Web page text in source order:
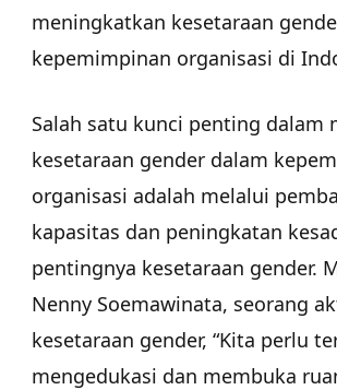
meningkatkan kesetaraan
kepemimpinan organisasi di
Salah satu kunci penting dalam
kesetaraan gender dalam
organisasi adalah melalui
kapasitas dan peningkatan
pentingnya kesetaraan gender.
Nenny Soemawinata, seorang
kesetaraan gender, “Kita perlu
mengedukasi dan membuka